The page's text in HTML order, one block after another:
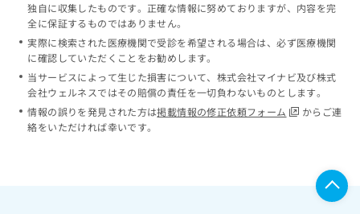
独自に収集したものです。正確な情報に努めておりますが、内容を完
全に保証するものではありません。
実際に検索された医療機関で受診を希望される場合は、必ず医療機関
に確認していただくことをお勧めします。
当サービスによって生じた損害について、株式会社マイナビ及び株式
会社ウェルネスではその賠償の責任を一切負わないものとします。
情報の誤りを発見された方は掲載情報の修正依頼フォーム
からご連
絡をいただければ幸いです。